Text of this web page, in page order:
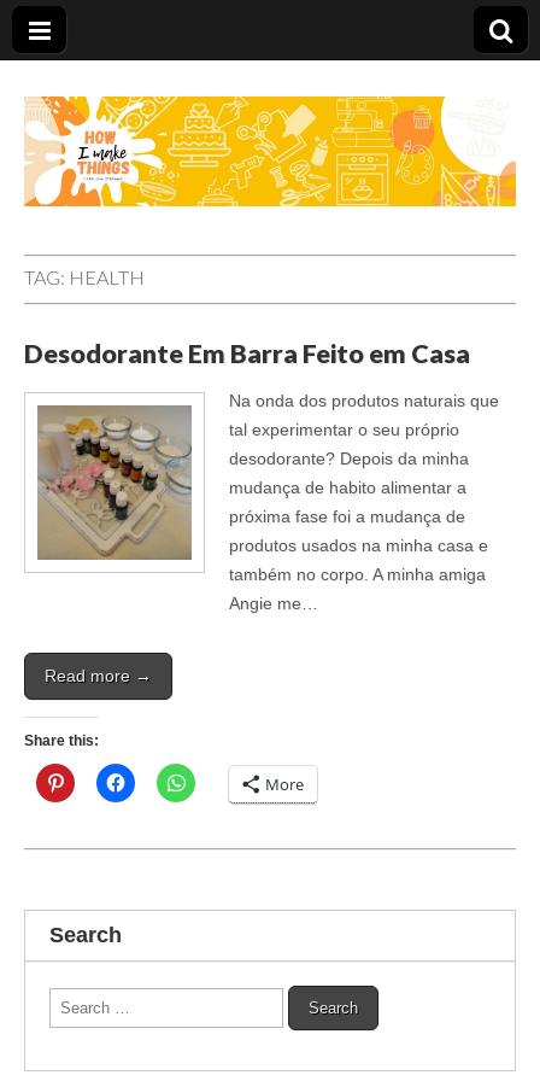
Carolina Stefano
TAG: HEALTH
Desodorante Em Barra Feito em Casa
Na onda dos produtos naturais que
tal experimentar o seu próprio
desodorante? Depois da minha
mudança de habito alimentar a
próxima fase foi a mudança de
produtos usados na minha casa e
também no corpo. A minha amiga
Angie me…
Read more →
Share this:
More
Search
Search
for: